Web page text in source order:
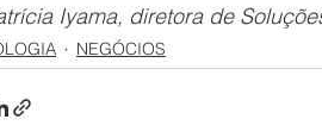
Iyama, diretora de
NEGÓCIOS